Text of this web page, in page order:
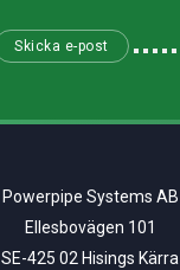
Skicka e-post
Powerpipe Systems AB
Ellesbovägen 101
SE-425 02 Hisings Kärra